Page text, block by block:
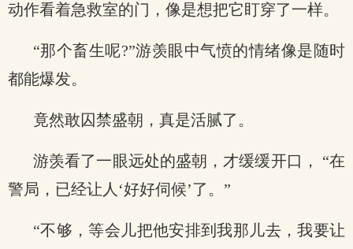
动作看着急救室的门，像是想把它盯穿了一样。
“那个畜生呢?”游羡眼中气愤的情绪像是随时
都能爆发。
竟然敢囚禁盛朝，真是活腻了。
游羡看了一眼远处的盛朝，才缓缓开口， “在
警局，已经让人‘好好伺候’了。”
“不够，等会儿把他安排到我那儿去，我要让